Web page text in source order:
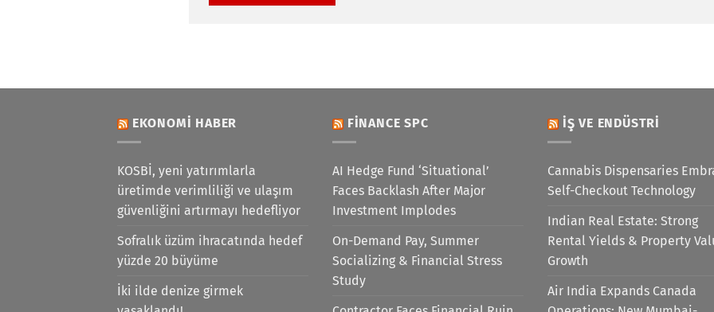
EKONOMI HABER
KOSBİ, yeni yatırımlarla
üretimde verimliliği ve ulaşım
güvenliğini artırmayı hedefliyor
Sofralık üzüm ihracatında hedef
yüzde 20 büyüme
İki ilde denize girmek
FINANCE SPC
AI Hedge Fund ‘Situational’
Faces Backlash After Major
Investment Implodes
On-Demand Pay, Summer
Socializing & Financial Stress
Study
İŞ VE ENDÜSTRI
Cannabis Dispensaries
Self-Checkout Technology
Indian Real Estate: Strong
Rental Yields & Property
Growth
Air India Expands Canada